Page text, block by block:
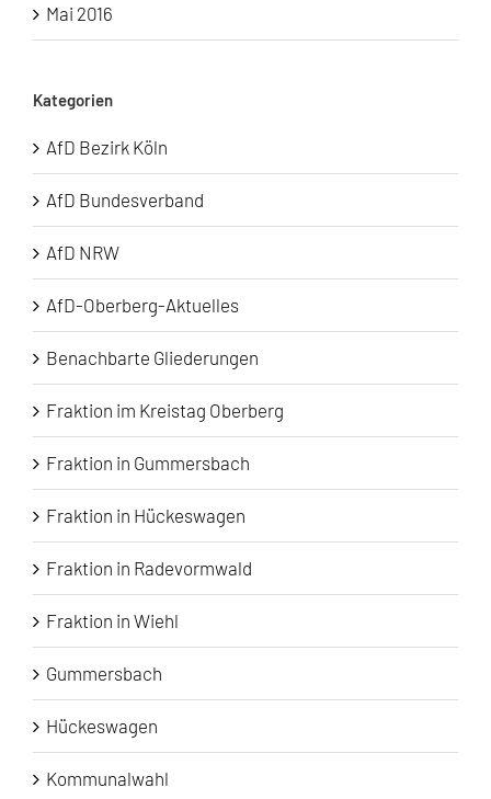
Mai 2016
Kategorien
AfD Bezirk Köln
AfD Bundesverband
AfD NRW
AfD-Oberberg-Aktuelles
Benachbarte Gliederungen
Fraktion im Kreistag Oberberg
Fraktion in Gummersbach
Fraktion in Hückeswagen
Fraktion in Radevormwald
Fraktion in Wiehl
Gummersbach
Hückeswagen
Kommunalwahl